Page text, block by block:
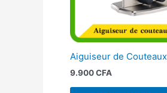
Aiguiseur de Couteaux
9.900CFA